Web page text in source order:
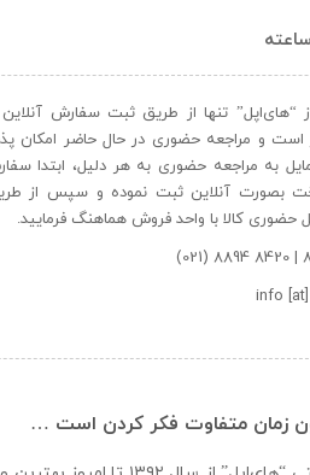
“های‌اپل” تنها از طریق ثبت سفارش
است و مراجعه حضوری در حال حاضر امکان
به مراجعه حضوری به هر دلیل، ابتدا
بصورت آنلاین ثبت نموده و سپس از
کالا با واحد فروش هماهنگ فرمایید.
info
زمان متفاوت فکر کردن است …